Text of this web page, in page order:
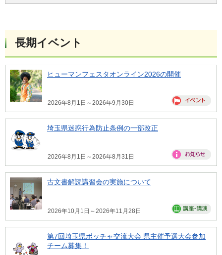
長期イベント
ヒューマンフェスタオンライン2026の開催
2026年8月1日～2026年9月30日
埼玉県迷惑行為防止条例の一部改正
2026年8月1日～2026年8月31日
古文書解読講習会の実施について
2026年10月1日～2026年11月28日
第7回埼玉県ボッチャ交流大会 県主催予選大会参加
チーム募集！